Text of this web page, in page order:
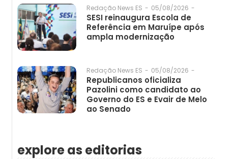
Redação News ES - 05/08/2026 -
SESI reinaugura Escola de
Referência em Maruípe após
ampla modernização
Redação News ES - 05/08/2026 -
Republicanos oficializa
Pazolini como candidato ao
Governo do ES e Evair de Melo
ao Senado
explore as editorias